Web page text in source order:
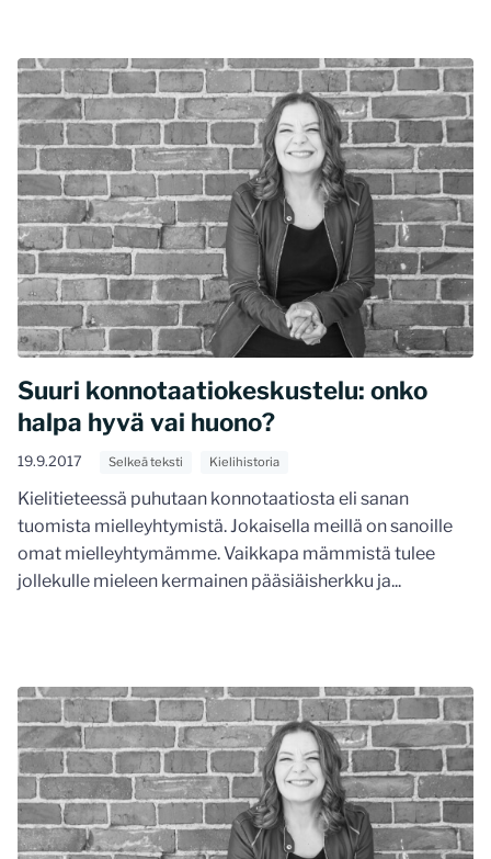
Suuri konnotaatiokeskustelu: onko
halpa hyvä vai huono?
19.9.2017 Selkeä teksti Kielihistoria
Kielitieteessä puhutaan konnotaatiosta eli sanan
tuomista mielleyhtymistä. Jokaisella meillä on sanoille
omat mielleyhtymämme. Vaikkapa mämmistä tulee
jollekulle mieleen kermainen pääsiäisherkku ja...